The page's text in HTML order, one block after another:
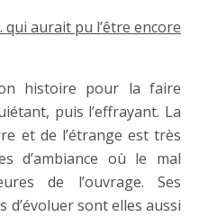
aurait pu l’être encore
histoire pour la faire
puis l’effrayant. La
et de l’étrange est très
d’ambiance où le mal
de l’ouvrage. Ses
sont elles aussi